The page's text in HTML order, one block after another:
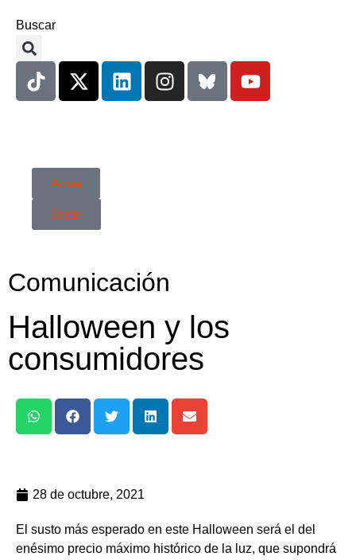
Buscar
Actúa
Únete
Comunicación
Halloween y los
consumidores
28 de octubre, 2021
El susto más esperado en este Halloween será el del
enésimo precio máximo histórico de la luz, que supondrá